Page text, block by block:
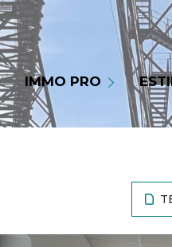
IMMO PRO
LOCATIONS
VENTES